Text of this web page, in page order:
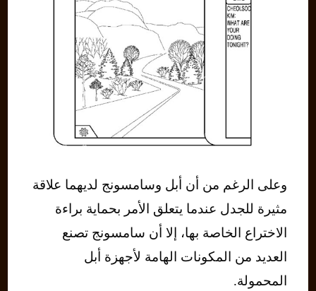
وعلى الرغم من أن أبل وسامسونج لديهما علاقة
مثيرة للجدل عندما يتعلق الأمر بحماية براءة
الاختراع الخاصة بها، إلا أن سامسونج تصنع
العديد من المكونات الهامة لأجهزة أبل
المحمولة.